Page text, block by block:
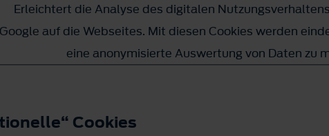
Erleichtert die Analyse des digitalen
Google auf die Webseites. Mit diesen Cookies werden
eine anonymisierte Auswertung von Daten zu
Cookies